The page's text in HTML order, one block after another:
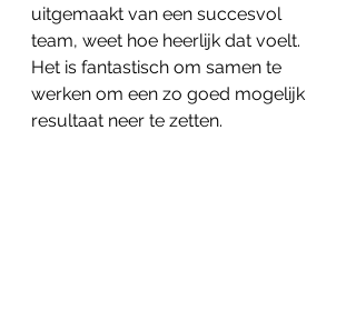
uitgemaakt van een succesvol
team, weet hoe heerlijk dat voelt.
Het is fantastisch om samen te
werken om een zo goed mogelijk
resultaat neer te zetten.